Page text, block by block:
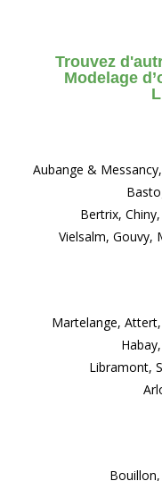
Trouvez
Modelage
Aubange &
Bertrix,
Vielsalm, Gouvy,
Martelange,
Libramont,